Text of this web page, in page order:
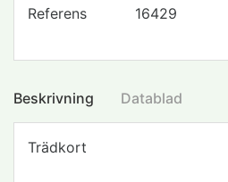
Referens 16429
Beskrivning Datablad
Trädkort